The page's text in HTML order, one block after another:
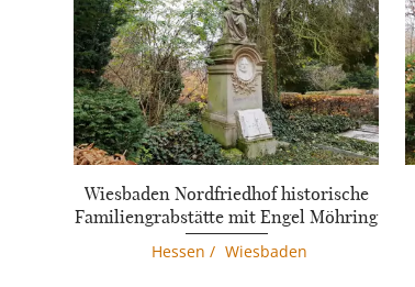
Wiesbaden Nordfriedhof historische
Familiengrabstätte mit Engel Möhring
Hessen / Wiesbaden